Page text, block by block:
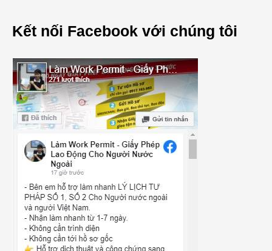
Kết nối Facebook với chúng tôi